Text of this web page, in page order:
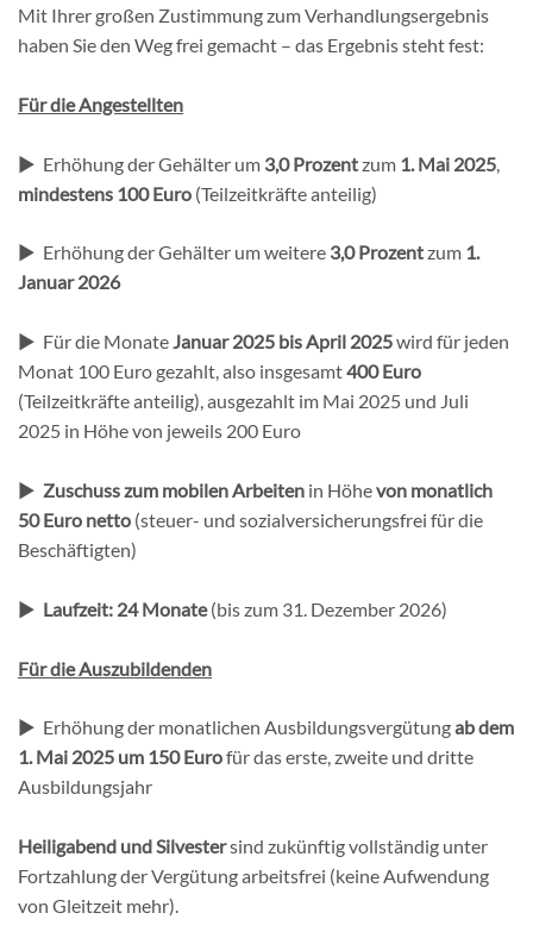
Mit Ihrer großen Zustimmung zum Verhandlungsergebnis
haben Sie den Weg frei gemacht – das Ergebnis steht fest:
Für die Angestellten
► Erhöhung der Gehälter um 3,0 Prozentzum 1. Mai 2025
mindestens 100 Euro (Teilzeitkräfte anteilig)
► Erhöhung der Gehälter um weitere 3,0 Prozentzum 1.
Januar 2026
► Für die MonateJanuar 2025 bis April 2025wird für jeden
Monat 100 Euro gezahlt, also insgesamt400 Euro
(Teilzeitkräfte anteilig), ausgezahlt im Mai 2025 und Juli
2025 in Höhe von jeweils 200 Euro
► Zuschuss zum mobilen Arbeiten in Höhevon monatlich
50 Euro netto (steuer- und sozialversicherungsfrei für die
Beschäftigten)
► Laufzeit: 24 Monate(bis zum 31. Dezember 2026)
Für die Auszubildenden
► Erhöhung der monatlichen Ausbildungsvergütungab dem
1. Mai 2025 um 150 Eurofür das erste, zweite und dritte
Ausbildungsjahr
Heiligabend und Silvestersind zukünftig vollständig unter
Fortzahlung der Vergütung arbeitsfrei (keine Aufwendung
von Gleitzeit mehr).